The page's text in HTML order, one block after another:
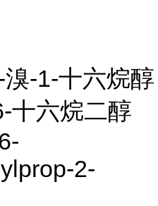
-1-十六烷醇
十六烷二醇
2-